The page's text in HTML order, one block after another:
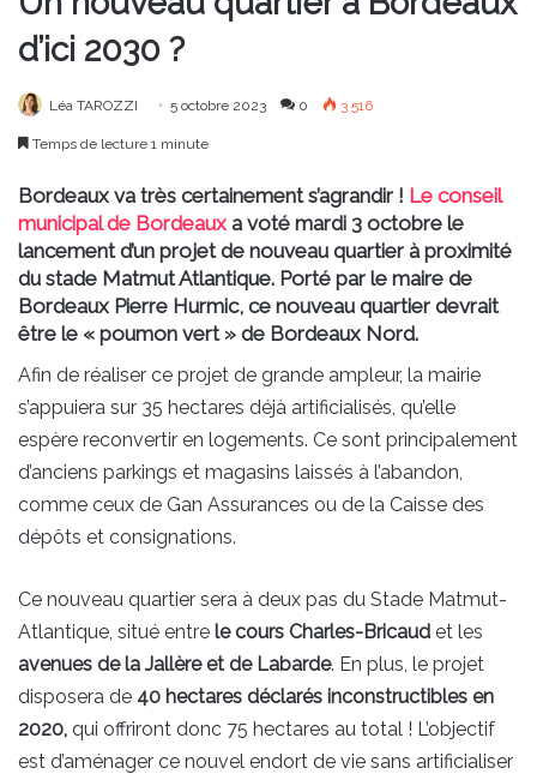
d’ici 2030 ?
Léa TAROZZI 5 octobre 2023 0 3 516
Temps de lecture 1 minute
Bordeaux va très certainement s’agrandir ! Le conseil
municipal de Bordeaux a voté mardi 3 octobre le
lancement d’un projet de nouveau quartier à proximité
du stade Matmut Atlantique. Porté par le maire de
Bordeaux Pierre Hurmic, ce nouveau quartier devrait
être le « poumon vert » de Bordeaux Nord.
Afin de réaliser ce projet de grande ampleur, la mairie
s’appuiera sur 35 hectares déjà artificialisés, qu’elle
espère reconvertir en logements. Ce sont principalement
d’anciens parkings et magasins laissés à l’abandon,
comme ceux de Gan Assurances ou de la Caisse des
dépôts et consignations.
Ce nouveau quartier sera à deux pas du Stade Matmut-
Atlantique, situé entre le cours Charles-Bricaud et les
avenues de la Jallère et de Labarde. En plus, le projet
disposera de 40 hectares déclarés inconstructibles en
2020, qui offriront donc 75 hectares au total ! L’objectif
est d’aménager ce nouvel endort de vie sans artificialiser